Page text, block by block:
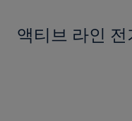
액티브 라인 전